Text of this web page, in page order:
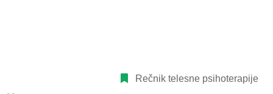
Rečnik telesne psihoterapije